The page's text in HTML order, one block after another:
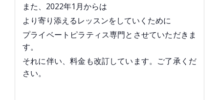
また、2022年1月からは
より寄り添えるレッスンをしていくために
プライベートピラティス専門とさせていただきま
す。
それに伴い、料金も改訂しています。ご了承くだ
さい。